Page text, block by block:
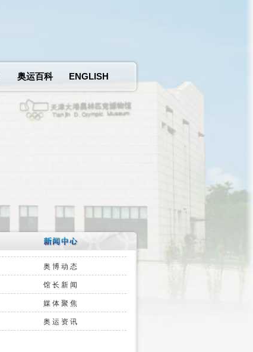
奥运百科 ENGLISH
奥博动态
馆长新闻
媒体聚焦
奥运资讯